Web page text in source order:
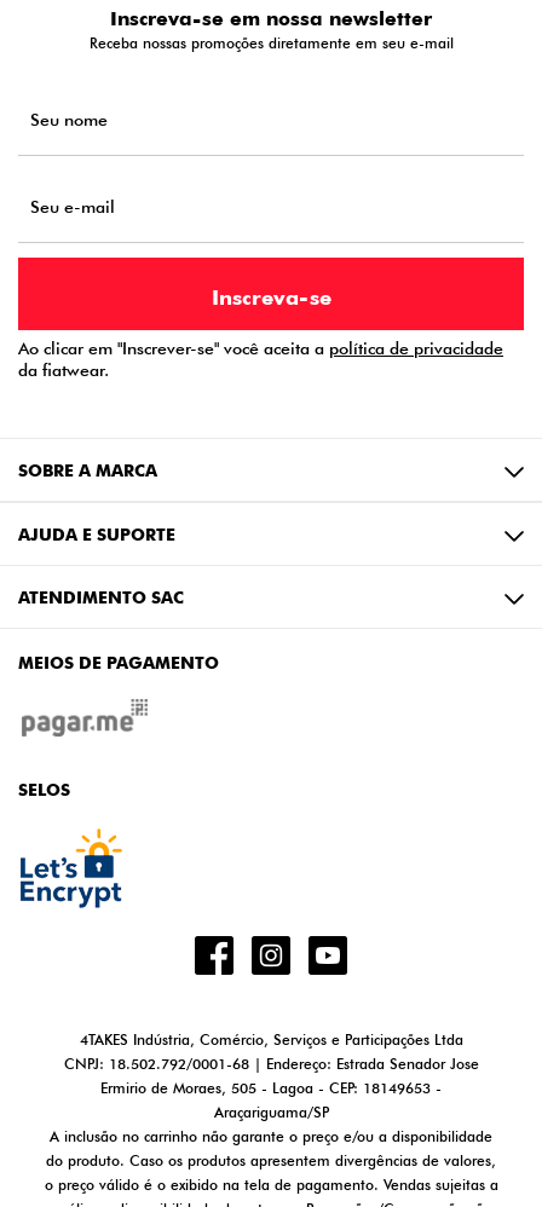
Inscreva-se em nossa newsletter
Receba nossas promoções diretamente em seu e-mail
Ao clicar em "Inscrever-se" você aceita a política de privacidade
da fiatwear.
SOBRE A MARCA
AJUDA E SUPORTE
ATENDIMENTO SAC
MEIOS DE PAGAMENTO
SELOS
4TAKES Indústria, Comércio, Serviços e Participações Ltda
CNPJ: 18.502.792/0001-68 | Endereço: Estrada Senador Jose
Ermirio de Moraes, 505 - Lagoa - CEP: 18149653 -
Araçariguama/SP
A inclusão no carrinho não garante o preço e/ou a disponibilidade
do produto. Caso os produtos apresentem divergências de valores,
o preço válido é o exibido na tela de pagamento. Vendas sujeitas a